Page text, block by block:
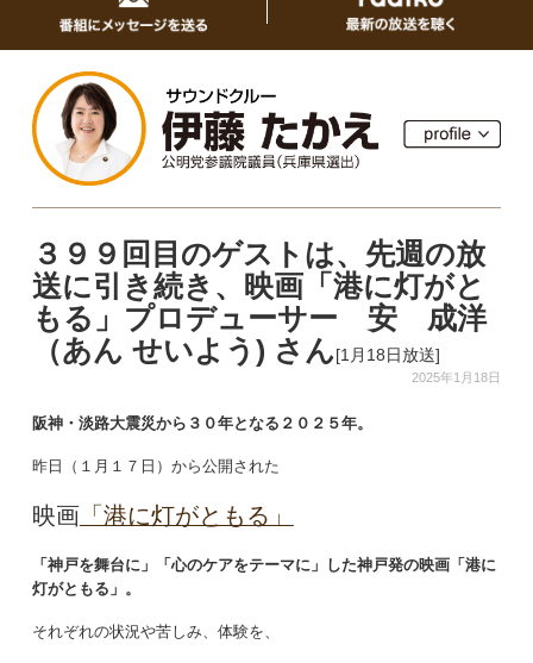
３９９回目のゲストは、先週の放
送に引き続き、映画「港に灯がと
もる」プロデューサー 安 成洋
（あん せいよう) さん[1月18日放送]
2025年1月18日
阪神・淡路大震災から３０年となる２０２５年。
昨日（１月１７日）から公開された
映画「港に灯がともる」
「神戸を舞台に」「心のケアをテーマに」した神戸発の映画「港に
灯がともる」 。
それぞれの状況や苦しみ、体験を、